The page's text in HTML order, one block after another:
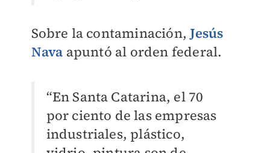
Sobre la contaminación,Jesús
Nava apuntó al orden federal.
“En Santa Catarina, el 70
por ciento de las empresas
industriales, plástico,